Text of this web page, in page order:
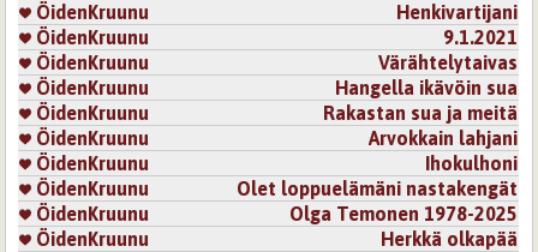
ÖidenKruunu
Henkivartijani
ÖidenKruunu
9.1.2021
ÖidenKruunu
Värähtelytaivas
ÖidenKruunu
Hangella ikävöin sua
ÖidenKruunu
Rakastan sua ja meitä
ÖidenKruunu
Arvokkain lahjani
ÖidenKruunu
Ihokulhoni
ÖidenKruunu
Olet loppuelämäni nastakengät
ÖidenKruunu
Olga Temonen 1978-2025
ÖidenKruunu
Herkkä olkapää